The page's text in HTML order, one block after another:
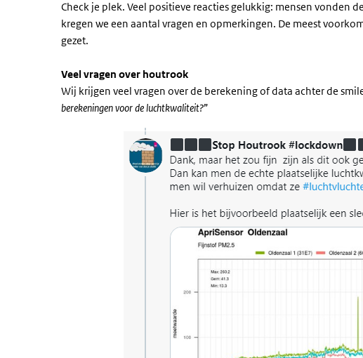
Check je plek. Veel positieve reacties gelukkig: mensen vonden
kregen we een aantal vragen en opmerkingen. De meest
gezet.
Veel vragen over houtrook
Wij krijgen veel vragen over de berekening of data achter de
berekeningen voor de luchtkwaliteit?”